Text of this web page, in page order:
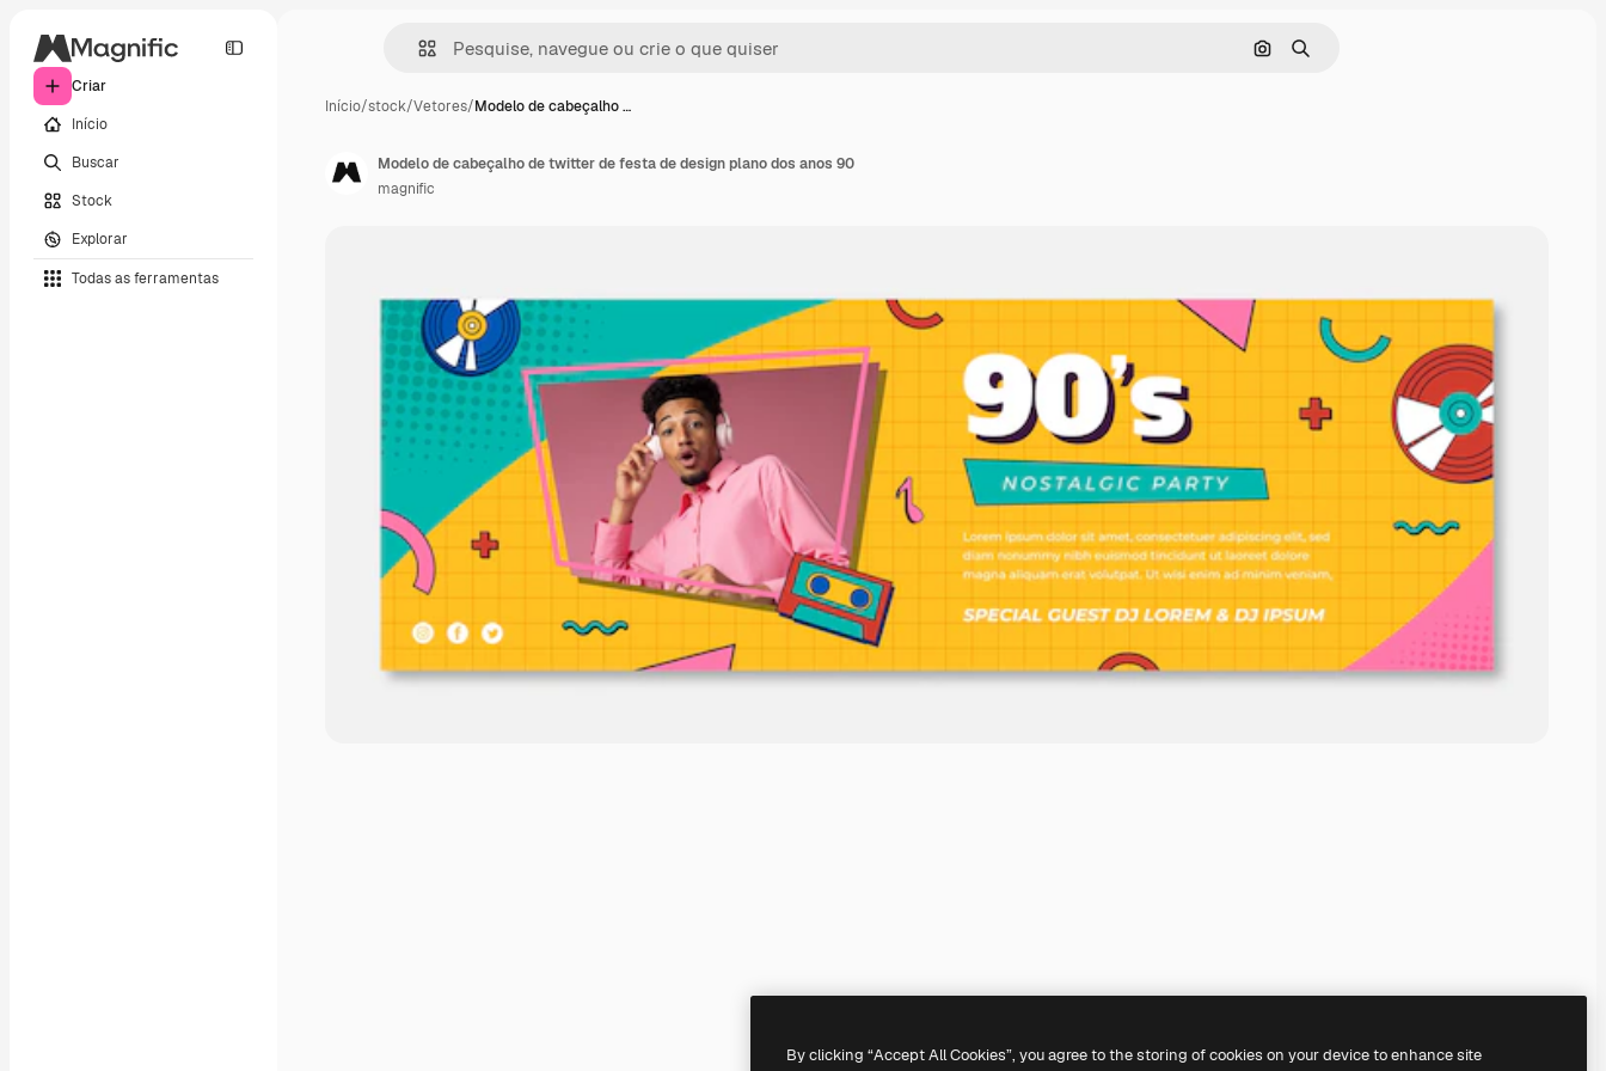
Criar
Início
Buscar
Stock
Explorar
Todas as ferramentas
Pesquisar por imagem
Buscar
Início/stock/Vetores/Modelo de cabeçalho …
Modelo de cabeçalho de twitter de festa de design plano dos anos 90
magnific
By clicking “Accept All Cookies”, you agree to the storing of cookies on your device to enhance site